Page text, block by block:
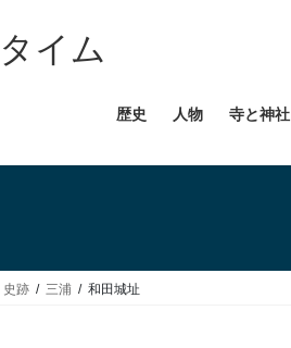
イム
歴史 人物 寺と神社
史跡 三浦 和田城址